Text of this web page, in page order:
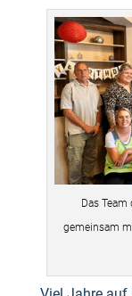
Das
gemeinsam